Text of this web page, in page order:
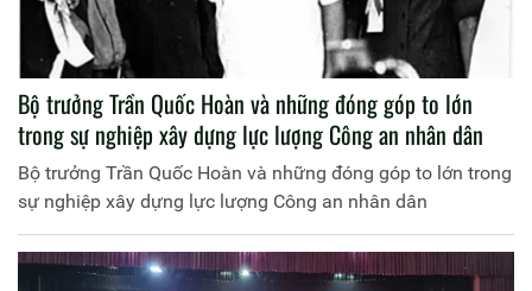
Bộ trưởng Trần Quốc Hoàn và những đóng góp to lớn
trong sự nghiệp xây dựng lực lượng Công an nhân dân
Bộ trưởng Trần Quốc Hoàn và những đóng góp to lớn trong
sự nghiệp xây dựng lực lượng Công an nhân dân